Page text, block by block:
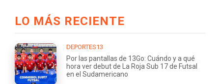
LO MÁS RECIENTE
DEPORTES13
Por las pantallas de 13Go: Cuándo y a qué
hora ver debut de La Roja Sub 17 de Futsal
en el Sudamericano